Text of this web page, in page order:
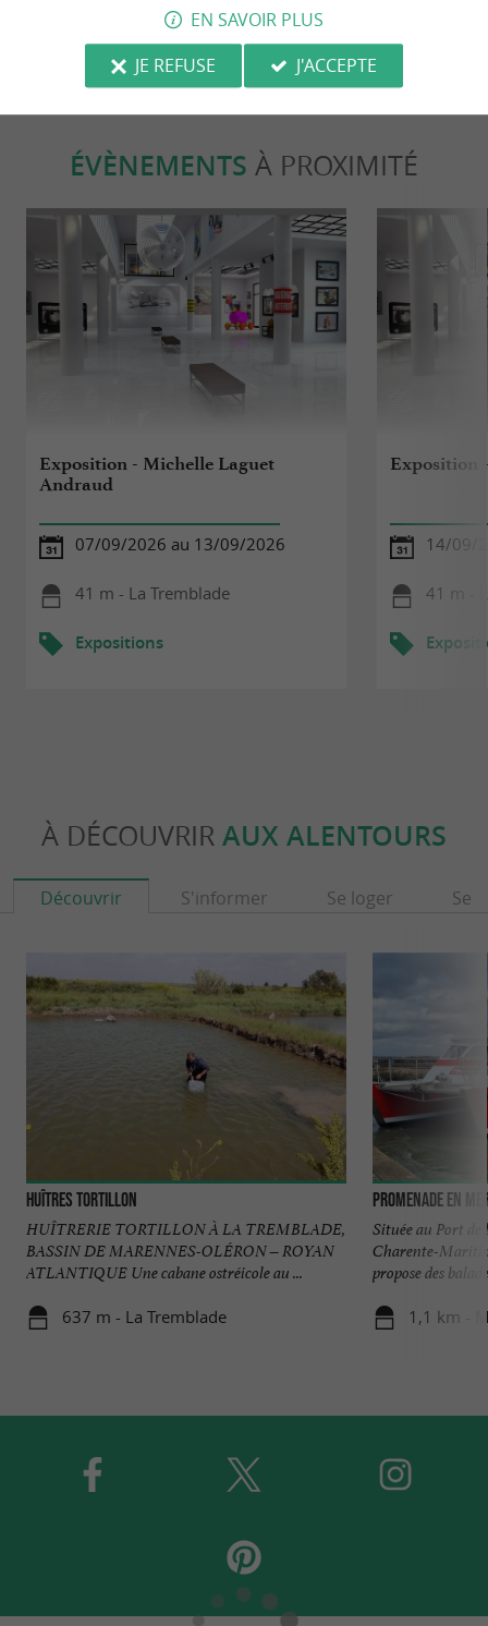
ÉVÈNEMENTS À PROXIMITÉ
Exposition - Michelle Laguet
Andraud
07/09/2026 au 13/09/2026
41 m - La Tremblade
Expositions
Exposition
14/09/
41 m -
À DÉCOUVRIR AUX ALENTOURS
Découvrir S'informer Se loger Se
Huîtres Tortillon
HUÎTRERIE TORTILLON À LA TREMBLADE,
BASSIN DE MARENNES-OLÉRON – ROYAN
ATLANTIQUE Une cabane ostréicole au ...
637 m - La Tremblade
Promenade en
Située au Port de
Charente-
propose des
1,1 km -
EN SAVOIR PLUS
JE REFUSE
J'ACCEPTE